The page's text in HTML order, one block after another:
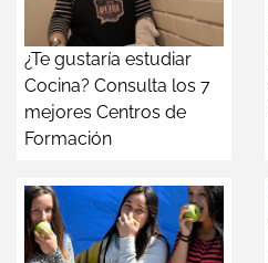
¿Te gustaría estudiar
Cocina? Consulta los 7
mejores Centros de
Formación